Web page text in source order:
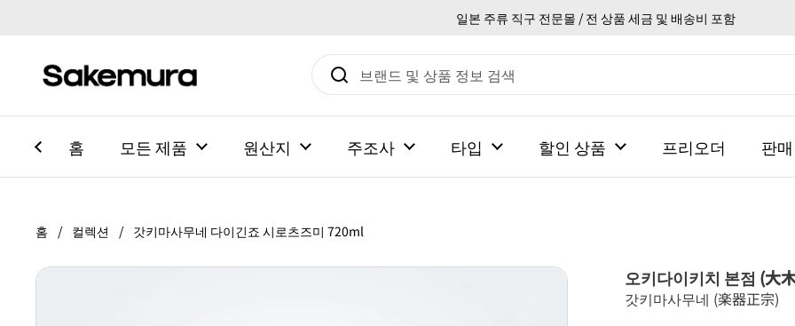
일본 주류 직구 전문몰 / 전 상품 세금 및 배송비 포함
홈 모든 제품 원산지 주조사 타입 할인 상품 프리오더 판
홈 / 컬렉션 / 갓키마사무네 다이긴죠 시로츠즈미 720ml
오키다이키치 본점 (大
갓키마사무네 (楽器正宗)